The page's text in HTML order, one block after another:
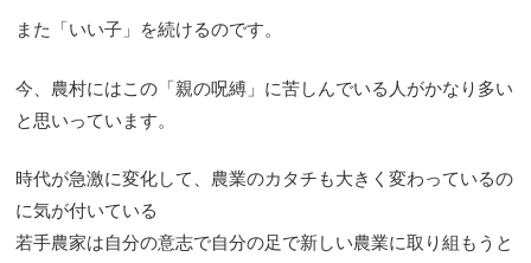
また「いい子」を続けるのです。
今、農村にはこの「親の呪縛」に苦しんでいる人がかなり多い
と思いっています。
時代が急激に変化して、農業のカタチも大きく変わっているの
に気が付いている
若手農家は自分の意志で自分の足で新しい農業に取り組もうと